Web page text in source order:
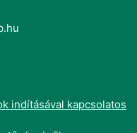
indításával kapcsolatos